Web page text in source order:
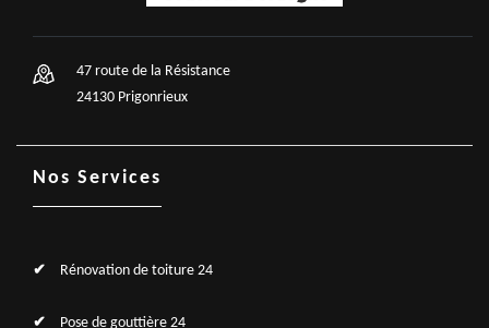
47 route de la Résistance
24130 Prigonrieux
Nos Services
Rénovation de toiture 24
Pose de gouttière 24